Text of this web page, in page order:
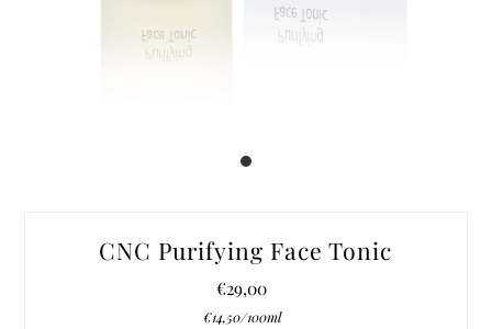
CNC Purifying Face Tonic
Regulärer
Preis
€29,00
Stückpreis
€14,50/pro
100ml